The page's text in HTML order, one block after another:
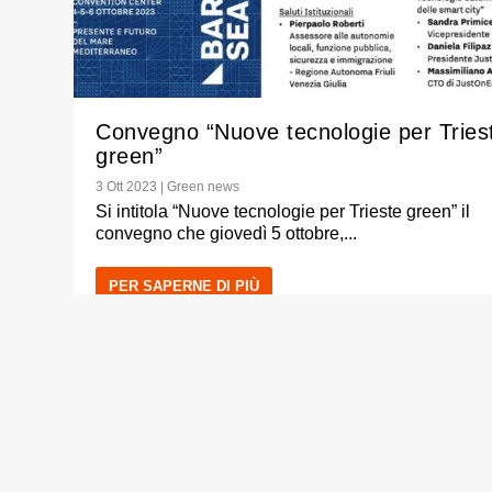
Convegno “Nuove tecnologie per
green”
3 Ott 2023 |Green news
Si intitola “Nuove tecnologie per Trieste green” il
convegno che giovedì 5 ottobre,...
PER SAPERNE DI PIÙ